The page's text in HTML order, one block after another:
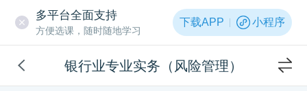
多平台全面支持
方便选课，随时随地学习
下载APP 小程序
银行业专业实务（风险管理）